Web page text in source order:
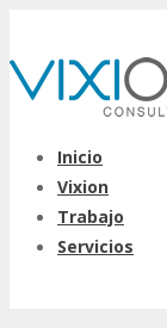
Inicio
Vixion
Trabajo
Servicios